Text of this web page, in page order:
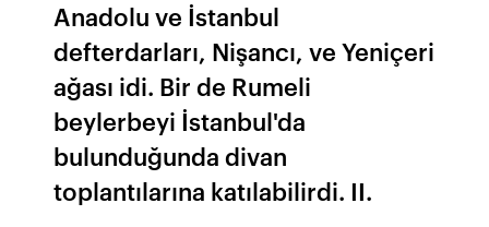
Anadolu ve İstanbul
defterdarları, Nişancı, ve Yeniçeri
ağası idi. Bir de Rumeli
beylerbeyi İstanbul'da
bulunduğunda divan
toplantılarına katılabilirdi. II.